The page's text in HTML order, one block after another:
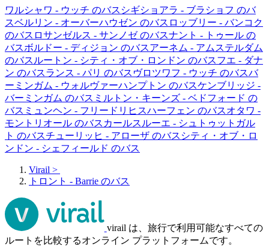
ワルシャワ - ウッチ のバス シギショアラ - ブラショフ のバ
スベルリン - オーバーハウゼン のバス ロッブリー - バンコク
のバス ロサンゼルス - サンノゼ のバスナント - トゥール の
バスボルドー - ディジョン のバスアーネム - アムステルダム
のバス ルートン - シティ・オブ・ロンドン のバスフエ - ダナ
ン のバスランス - パリ のバス ヴロツワフ - ウッチ のバスバ
ーミンガム - ウォルヴァーハンプトン のバスケンブリッジ -
バーミンガム のバス ミルトン・キーンズ - ベドフォード の
バス ミュンヘン - フリードリヒスハーフェン のバスオタワ -
モントリオール のバス カールスルーエ - シュトゥットガル
ト のバスチューリッヒ - アローザ のバス シティ・オブ・ロ
ンドン - シェフィールド のバス
Virail >
トロント - Barrie のバス
virail は、旅行で利用可能なすべての
ルートを比較するオンライン プラットフォームです。